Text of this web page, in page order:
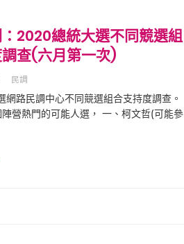
2020總統大選不同競選組
查(六月第一次)
民調
網路民調中心不同競選組合支持度調查。
營熱門的可能人選， 一、柯文哲(可能參